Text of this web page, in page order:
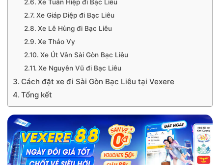
Xe Tuấn Hiệp đi Bạc Liêu
Xe Giáp Diệp đi Bạc Liêu
Xe Lê Hùng đi Bạc Liêu
Xe Thảo Vy
Xe Út Vân Sài Gòn Bạc Liêu
Xe Nguyên Vũ đi Bạc Liêu
Cách đặt xe đi Sài Gòn Bạc Liêu tại Vexere
Tổng kết